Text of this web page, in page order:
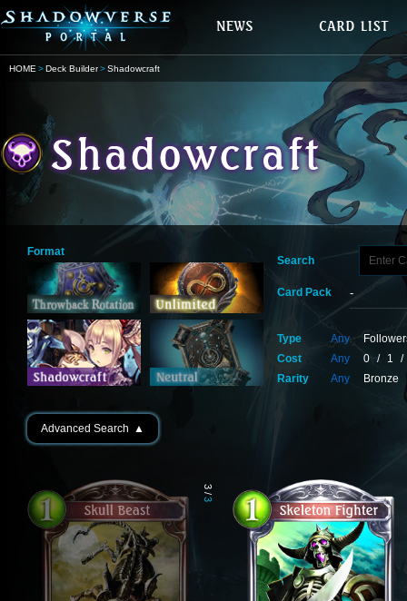
HOME Deck Builder Shadowcraft
Format
Search
Card Pack
Type Any
Cost
Any 0 / 1
/
Rarity
Any Bronze
Advanced Search ▲
3
/
3